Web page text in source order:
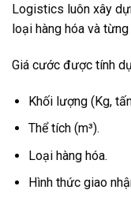
Logistics luôn xây
loại hàng hóa và
Giá cước được tính
Khối lượng (Kg,
Thể tích (m³).
Loại hàng hóa.
Hình thức giao